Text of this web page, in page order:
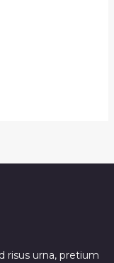
risus urna, pretium